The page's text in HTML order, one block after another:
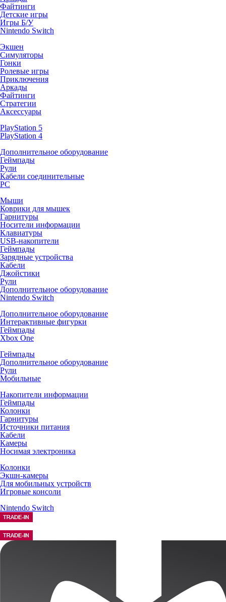
Файтинги
Детские игры
Игры Б/У
Nintendo Switch
Экшен
Симуляторы
Гонки
Ролевые игры
Приключения
Аркады
Файтинги
Стратегии
Аксессуары
PlayStation 5
PlayStation 4
Дополнительное оборудование
Геймпады
Рули
Кабели соединительные
PC
Мыши
Коврики для мышек
Гарнитуры
Носители информации
Клавиатуры
USB-накопители
Геймпады
Зарядные устройства
Кабели
Джойстики
Рули
Дополнительное оборудование
Nintendo Switch
Дополнительное оборудование
Интерактивные фигурки
Геймпады
Xbox One
Геймпады
Дополнительное оборудование
Рули
Мобильные
Накопители информации
Геймпады
Колонки
Гарнитуры
Источники питания
Кабели
Камеры
Носимая электроника
Колонки
Экшн-камеры
Для мобильных устройств
Игровые консоли
Nintendo Switch